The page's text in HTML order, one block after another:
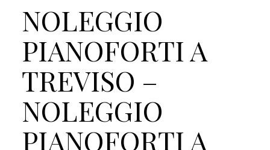
NOLEGGIO
PIANOFORTI A
TREVISO –
NOLEGGIO
PIANOFORTI A